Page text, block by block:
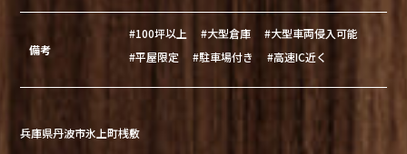
備考
#100坪以上 #大型倉庫
#大型車両侵入可能
#平屋限定
#駐車場付き #高速IC近く
兵庫県丹波市氷上町桟敷